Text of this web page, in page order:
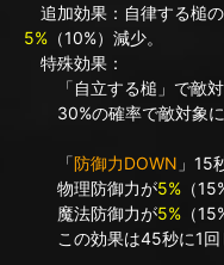
追加効果：自律する槌
5% （10%）減少。
特殊効果：
「自立する槌」で敵対
30%の確率で敵対象に
「防御力DOWN 」15
物理防御力が5% （
魔法防御力が5% （
この効果は45秒に1回